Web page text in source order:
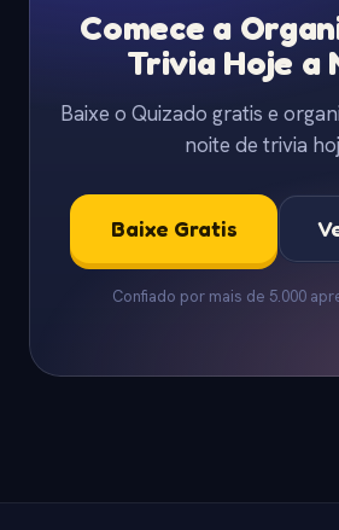
Comece a
Trivia Hoje a
Baixe o Quizado gratis e
noite de trivia
Baixe Gratis
Confiado por mais de 5.000